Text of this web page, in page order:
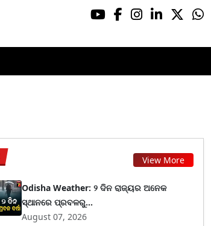
View More
Odisha Weather: ୨ ଦିନ ରାଜ୍ୟର ଅନେକ
ସ୍ଥାନରେ ପ୍ରବଳରୁ...
August 07, 2026